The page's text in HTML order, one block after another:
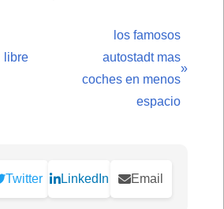
libre
los famosos
autostadt mas
coches en menos
espacio
»
Twitter LinkedIn Email